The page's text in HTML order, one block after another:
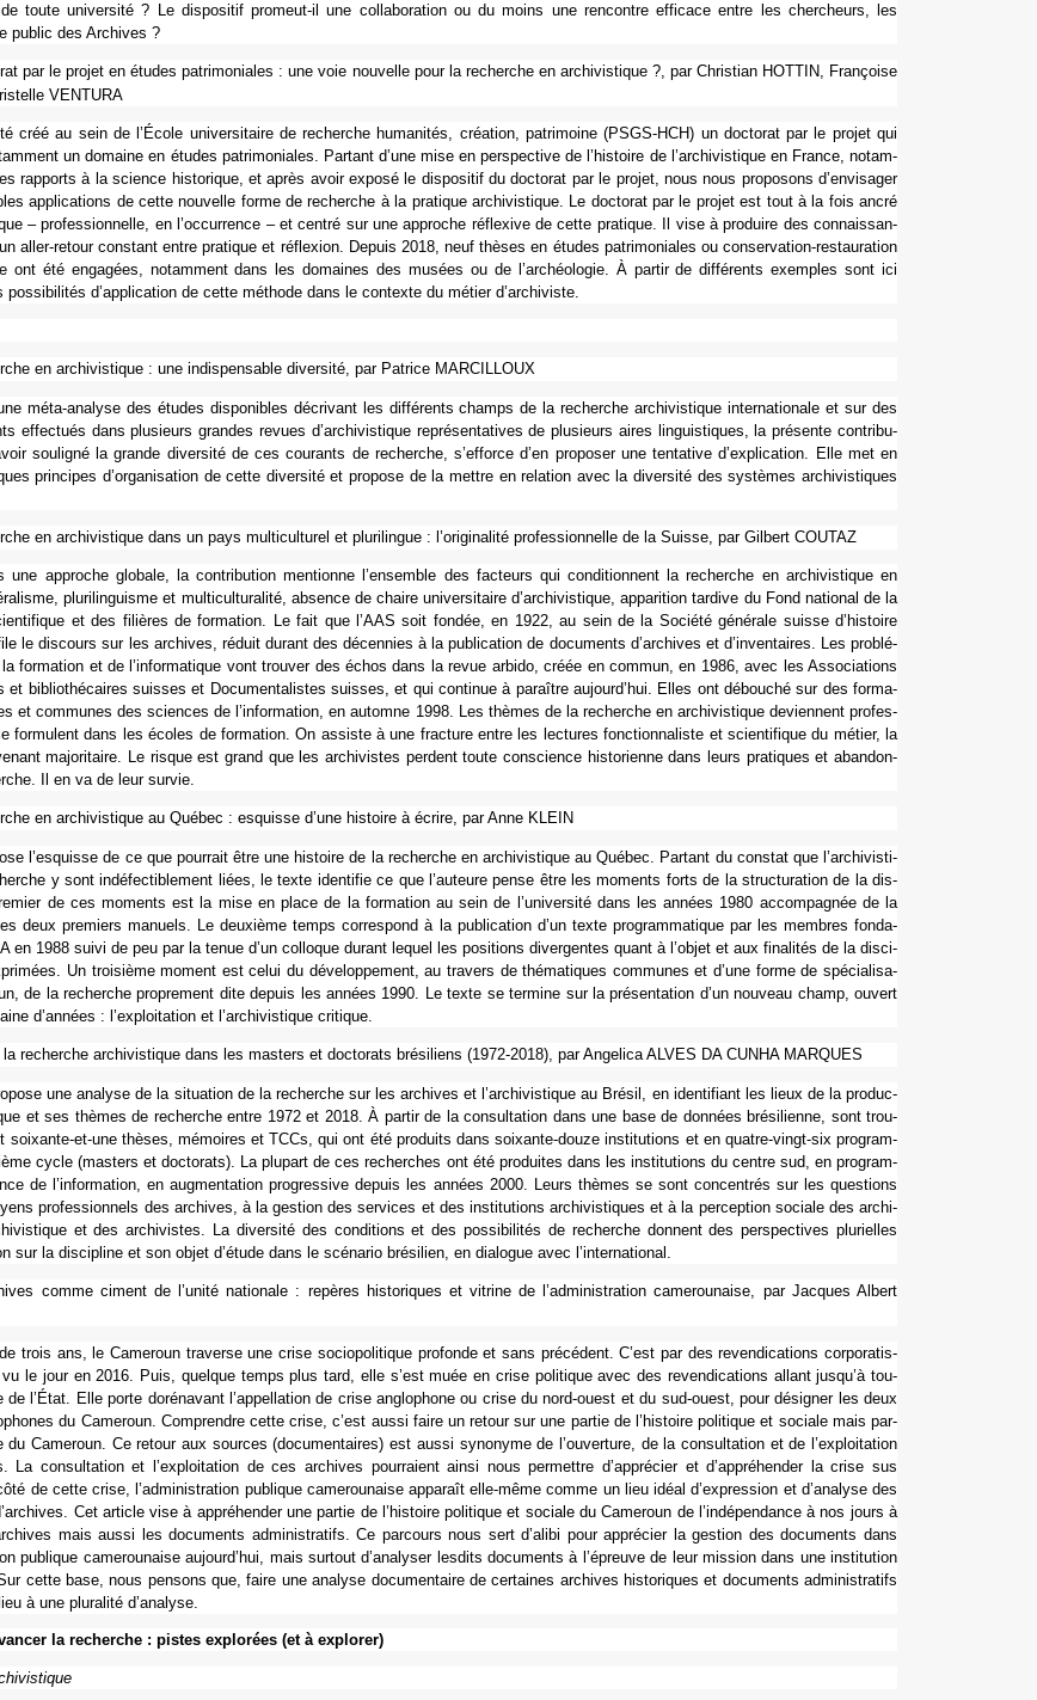
toute uni­ver­sité ? Le dis­po­si­tif pro­meut-il une col­la­bo­ra­tion ou du moins une ren­contre effi­cace entre les cher­cheurs, les
public des Archives ?
par le projet en études patri­mo­nia­les : une voie nou­velle pour la recher­che en archi­vis­ti­que ?, par Christian HOTTIN, Françoise
VENTURA
créé au sein de l’École uni­ver­si­taire de recher­che huma­ni­tés, créa­tion, patri­moine (PSGS-HCH) un doc­to­rat par le projet qui
un domaine en études patri­mo­nia­les. Partant d’une mise en pers­pec­tive de l’his­toire de l’archi­vis­ti­que en France, notam­
rap­ports à la science his­to­ri­que, et après avoir exposé le dis­po­si­tif du doc­to­rat par le projet, nous nous pro­po­sons d’envi­sa­ger
appli­ca­tions de cette nou­velle forme de recher­che à la pra­ti­que archi­vis­ti­que. Le doc­to­rat par le projet est tout à la fois ancré
– pro­fes­sion­nelle, en l’occur­rence – et centré sur une appro­che réflexive de cette pra­ti­que. Il vise à pro­duire des connais­san­
aller-retour cons­tant entre pra­ti­que et réflexion. Depuis 2018, neuf thèses en études patri­mo­nia­les ou conser­va­tion-res­tau­ra­tion
ont été enga­gées, notam­ment dans les domai­nes des musées ou de l’archéo­lo­gie. À partir de dif­fé­rents exem­ples sont ici
pos­si­bi­li­tés d’appli­ca­tion de cette méthode dans le contexte du métier d’archi­viste.
en archi­vis­ti­que : une indis­pen­sa­ble diver­sité, par Patrice MARCILLOUX
méta-ana­lyse des études dis­po­ni­bles décri­vant les dif­fé­rents champs de la recher­che archi­vis­ti­que inter­na­tio­nale et sur des
effec­tués dans plu­sieurs gran­des revues d’archi­vis­ti­que repré­sen­ta­ti­ves de plu­sieurs aires lin­guis­ti­ques, la pré­sente contri­bu­
sou­li­gné la grande diver­sité de ces cou­rants de recher­che, s’efforce d’en pro­po­ser une ten­ta­tive d’expli­ca­tion. Elle met en
prin­ci­pes d’orga­ni­sa­tion de cette diver­sité et pro­pose de la mettre en rela­tion avec la diver­sité des sys­tè­mes archi­vis­ti­ques
en archi­vis­ti­que dans un pays mul­ti­cultu­rel et plu­ri­lin­gue : l’ori­gi­na­lité pro­fes­sion­nelle de la Suisse, par Gilbert COUTAZ
une appro­che glo­bale, la contri­bu­tion men­tionne l’ensem­ble des fac­teurs qui condi­tion­nent la recher­che en archi­vis­ti­que en
plu­ri­lin­guisme et mul­ti­cultu­ra­lité, absence de chaire uni­ver­si­taire d’archi­vis­ti­que, appa­ri­tion tar­dive du Fond natio­nal de la
et des filiè­res de for­ma­tion. Le fait que l’AAS soit fondée, en 1922, au sein de la Société géné­rale suisse d’his­toire
le dis­cours sur les archi­ves, réduit durant des décen­nies à la publi­ca­tion de docu­ments d’archi­ves et d’inven­tai­res. Les pro­blé­
for­ma­tion et de l’infor­ma­ti­que vont trou­ver des échos dans la revue arbido, créée en commun, en 1986, avec les Associations
et biblio­thé­cai­res suis­ses et Documentalistes suis­ses, et qui conti­nue à paraî­tre aujourd’hui. Elles ont débou­ché sur des for­ma­
et com­mu­nes des scien­ces de l’infor­ma­tion, en automne 1998. Les thèmes de la recher­che en archi­vis­ti­que devien­nent pro­fes­
for­mu­lent dans les écoles de for­ma­tion. On assiste à une frac­ture entre les lec­tu­res fonc­tion­na­liste et scien­ti­fi­que du métier, la
majo­ri­taire. Le risque est grand que les archi­vis­tes per­dent toute cons­cience his­to­rienne dans leurs pra­ti­ques et aban­don­
Il en va de leur survie.
en archi­vis­ti­que au Québec : esquisse d’une his­toire à écrire, par Anne KLEIN
l’esquisse de ce que pour­rait être une his­toire de la recher­che en archi­vis­ti­que au Québec. Partant du cons­tat que l’archi­vis­ti­
y sont indé­fec­ti­ble­ment liées, le texte iden­ti­fie ce que l’auteure pense être les moments forts de la struc­tu­ra­tion de la dis­
de ces moments est la mise en place de la for­ma­tion au sein de l’uni­ver­sité dans les années 1980 accom­pa­gnée de la
deux pre­miers manuels. Le deuxième temps cor­res­pond à la publi­ca­tion d’un texte pro­gram­ma­ti­que par les mem­bres fon­da­
en 1988 suivi de peu par la tenue d’un col­lo­que durant lequel les posi­tions diver­gen­tes quant à l’objet et aux fina­li­tés de la dis­ci­
Un troi­sième moment est celui du déve­lop­pe­ment, au tra­vers de thé­ma­ti­ques com­mu­nes et d’une forme de spé­cia­li­sa­
de la recher­che pro­pre­ment dite depuis les années 1990. Le texte se ter­mine sur la pré­sen­ta­tion d’un nou­veau champ, ouvert
d’années : l’exploi­ta­tion et l’archi­vis­ti­que cri­ti­que.
la recher­che archi­vis­ti­que dans les mas­ters et doc­to­rats bré­si­liens (1972-2018), par Angelica ALVES DA CUNHA MARQUES
une ana­lyse de la situa­tion de la recher­che sur les archi­ves et l’archi­vis­ti­que au Brésil, en iden­ti­fiant les lieux de la pro­duc­
et ses thèmes de recher­che entre 1972 et 2018. À partir de la consul­ta­tion dans une base de don­nées bré­si­lienne, sont trou­
soixante-et-une thèses, mémoi­res et TCCs, qui ont été pro­duits dans soixante-douze ins­ti­tu­tions et en quatre-vingt-six pro­gram­
cycle (mas­ters et doc­to­rats). La plu­part de ces recher­ches ont été pro­dui­tes dans les ins­ti­tu­tions du centre sud, en pro­gram­
de l’infor­ma­tion, en aug­men­ta­tion pro­gres­sive depuis les années 2000. Leurs thèmes se sont concen­trés sur les ques­tions
pro­fes­sion­nels des archi­ves, à la ges­tion des ser­vi­ces et des ins­ti­tu­tions archi­vis­ti­ques et à la per­cep­tion sociale des archi­
et des archi­vis­tes. La diver­sité des condi­tions et des pos­si­bi­li­tés de recher­che don­nent des pers­pec­ti­ves plu­riel­les
sur la dis­ci­pline et son objet d’étude dans le scé­na­rio bré­si­lien, en dia­lo­gue avec l’inter­na­tio­nal.
comme ciment de l’unité natio­nale : repè­res his­to­ri­ques et vitrine de l’admi­nis­tra­tion came­rou­naise, par Jacques Albert
trois ans, le Cameroun tra­verse une crise socio­po­li­ti­que pro­fonde et sans pré­cé­dent. C’est par des reven­di­ca­tions cor­po­ra­tis­
vu le jour en 2016. Puis, quel­que temps plus tard, elle s’est muée en crise poli­ti­que avec des reven­di­ca­tions allant jusqu’à tou­
de l’État. Elle porte doré­na­vant l’appel­la­tion de crise anglo­phone ou crise du nord-ouest et du sud-ouest, pour dési­gner les deux
du Cameroun. Comprendre cette crise, c’est aussi faire un retour sur une partie de l’his­toire poli­ti­que et sociale mais par­
du Cameroun. Ce retour aux sour­ces (docu­men­tai­res) est aussi syno­nyme de l’ouver­ture, de la consul­ta­tion et de l’exploi­ta­tion
La consul­ta­tion et l’exploi­ta­tion de ces archi­ves pour­raient ainsi nous per­met­tre d’appré­cier et d’appré­hen­der la crise sus
de cette crise, l’admi­nis­tra­tion publi­que came­rou­naise appa­raît elle-même comme un lieu idéal d’expres­sion et d’ana­lyse des
Cet arti­cle vise à appré­hen­der une partie de l’his­toire poli­ti­que et sociale du Cameroun de l’indé­pen­dance à nos jours à
mais aussi les docu­ments admi­nis­tra­tifs. Ce par­cours nous sert d’alibi pour appré­cier la ges­tion des docu­ments dans
publi­que came­rou­naise aujourd’hui, mais sur­tout d’ana­ly­ser les­dits docu­ments à l’épreuve de leur mis­sion dans une ins­ti­tu­tion
cette base, nous pen­sons que, faire une ana­lyse docu­men­taire de cer­tai­nes archi­ves his­to­ri­ques et docu­ments admi­nis­tra­tifs
à une plu­ra­lité d’ana­lyse.
la recher­che : pistes explo­rées (et à explo­rer)